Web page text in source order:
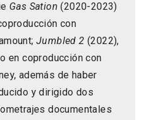
Gas Sation(2020-2023)
con
Jumbled 2 (2022),
en coproducción con
además de haber
y dirigido dos
documentales